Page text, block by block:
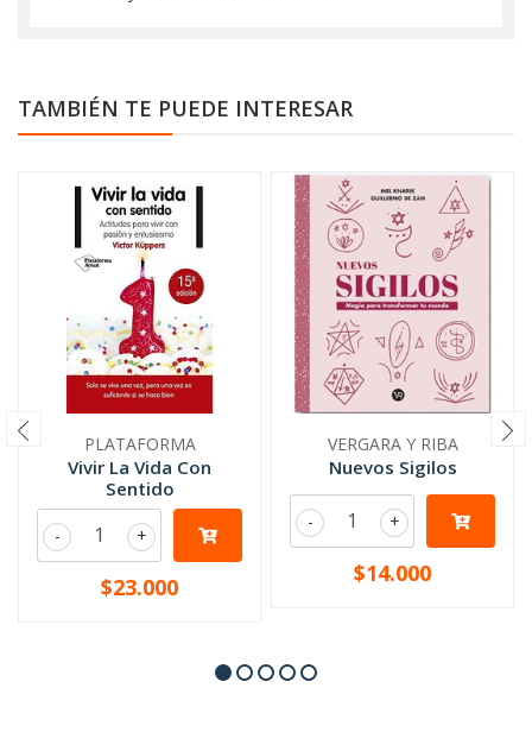
TAMBIÉN TE PUEDE INTERESAR
PLATAFORMA
Vivir La Vida Con
Sentido
+
-
$23.000
VERGARA Y RIBA
Nuevos Sigilos
+
-
$14.000